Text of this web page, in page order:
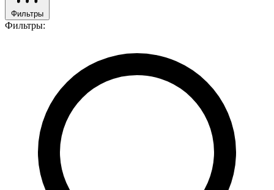
Фильтры
Фильтры: